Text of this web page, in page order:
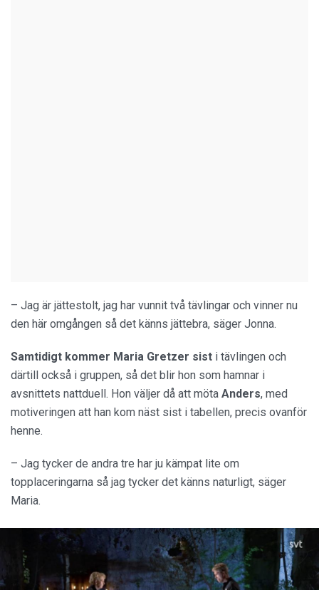
– Jag är jättestolt, jag har vunnit två tävlingar och vinner nu
den här omgången så det känns jättebra, säger Jonna.
Samtidigt kommer Maria Gretzer sist i tävlingen och
därtill också i gruppen, så det blir hon som hamnar i
avsnittets nattduell. Hon väljer då att möta Anders, med
motiveringen att han kom näst sist i tabellen, precis ovanför
henne.
– Jag tycker de andra tre har ju kämpat lite om
topplaceringarna så jag tycker det känns naturligt, säger
Maria.